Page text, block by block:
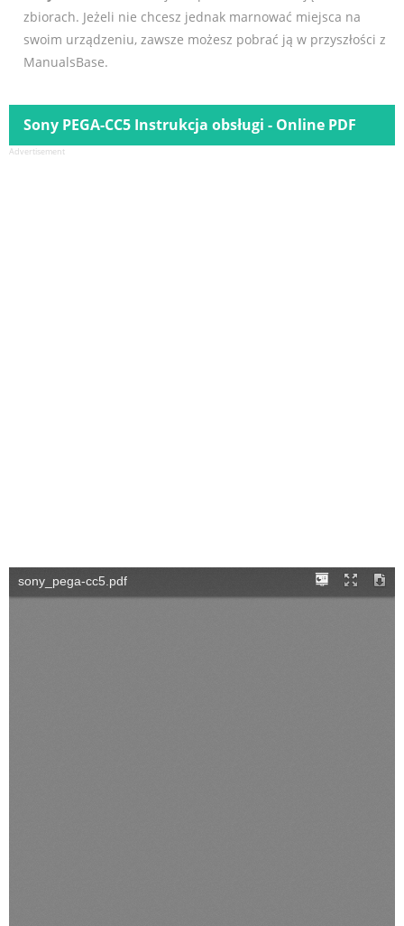
zbiorach. Jeżeli nie chcesz jednak marnować miejsca na
swoim urządzeniu, zawsze możesz pobrać ją w przyszłości z
ManualsBase.
Sony PEGA-CC5 Instrukcja obsługi - Online PDF
Advertisement